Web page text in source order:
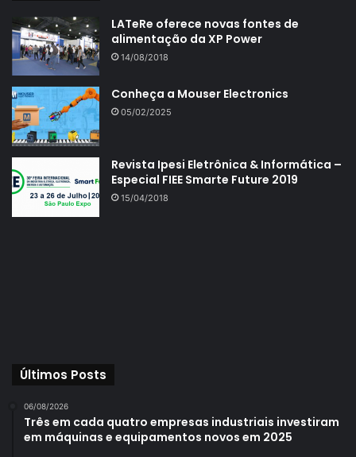
LATeRe oferece novas fontes de
alimentação da XP Power
14/08/2018
Conheça a Mouser Electronics
05/02/2025
Revista Ipesi Eletrônica & Informática –
Especial FIEE Smarte Future 2019
15/04/2018
Últimos Posts
06/08/2026
Três em cada quatro empresas industriais investiram
em máquinas e equipamentos novos em 2025